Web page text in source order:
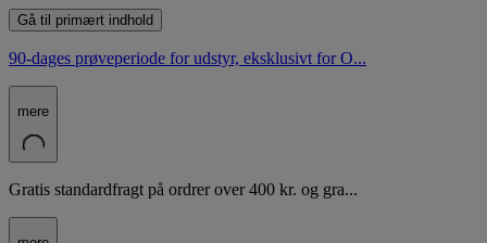
Gå til primært indhold
90-dages prøveperiode for udstyr, eksklusivt for O...
mere
Gratis standardfragt på ordrer over 400 kr. og gra...